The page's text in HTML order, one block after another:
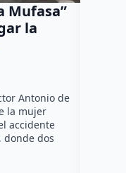
Mufasa”
la
Antonio de
la mujer
accidente
donde dos